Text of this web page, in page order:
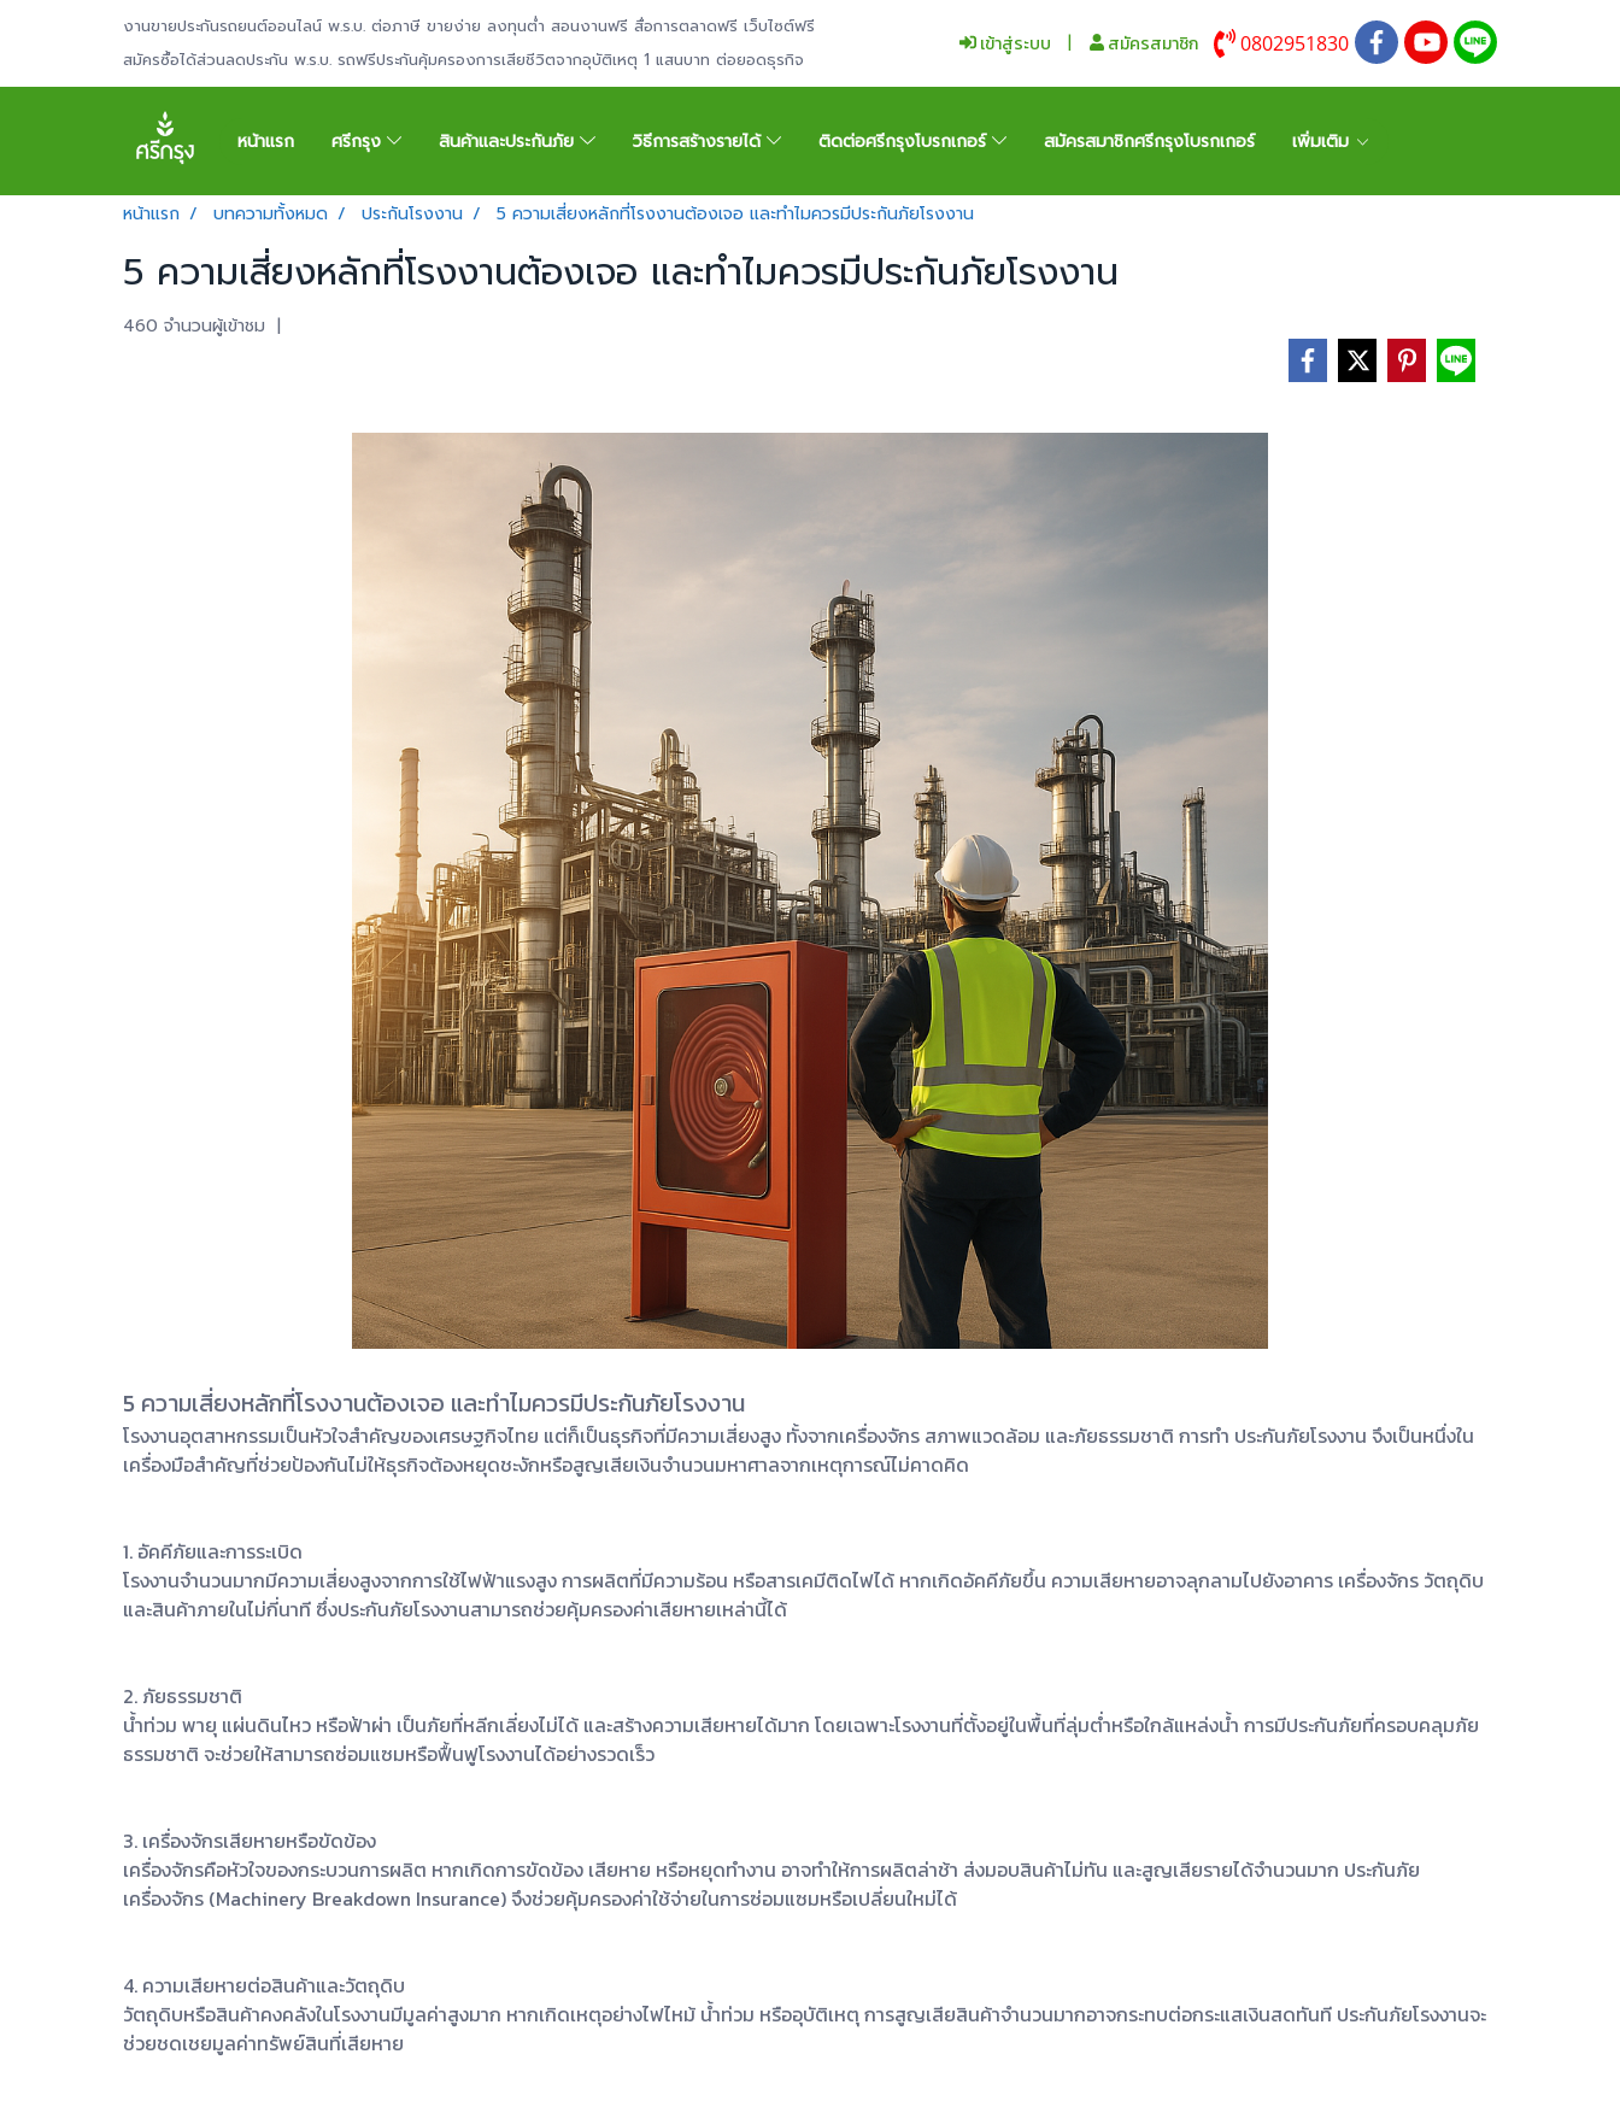
งานขายประกันรถยนต์ออนไลน์ พ.ร.บ. ต่อภาษี ขายง่าย ลงทุนต่ำ สอนงานฟรี สื่อการตลาดฟรี เว็บไซต์ฟรี
สมัครซื้อได้ส่วนลดประกัน พ.ร.บ. รถฟรีประกันคุ้มครองการเสียชีวิตจากอุบัติเหตุ 1 แสนบาท ต่อยอดธุรกิจ
เข้าสู่ระบบ สมัครสมาชิก 0802951830
หน้าแรก ศรีกรุง สินค้าและประกันภัย วิธีการสร้างรายได้ ติดต่อศรีกรุงโบรกเกอร์ สมัครสมาชิกศรีกรุงโบรกเกอร์ เพิ่มเติม
หน้าแรก บทความทั้งหมด ประกันโรงงาน 5 ความเสี่ยงหลักที่โรงงานต้องเจอ และทำไมควรมีประกันภัยโรงงาน
5 ความเสี่ยงหลักที่โรงงานต้องเจอ และทำไมควรมีประกันภัยโรงงาน
460 จำนวนผู้เข้าชม |
5 ความเสี่ยงหลักที่โรงงานต้องเจอ และทำไมควรมีประกันภัยโรงงาน
โรงงานอุตสาหกรรมเป็นหัวใจสำคัญของเศรษฐกิจไทย แต่ก็เป็นธุรกิจที่มีความเสี่ยงสูง ทั้งจากเครื่องจักร สภาพแวดล้อม และภัยธรรมชาติ การทำ ประกันภัยโรงงาน จึงเป็นหนึ่งใน
เครื่องมือสำคัญที่ช่วยป้องกันไม่ให้ธุรกิจต้องหยุดชะงักหรือสูญเสียเงินจำนวนมหาศาลจากเหตุการณ์ไม่คาดคิด
1. อัคคีภัยและการระเบิด
โรงงานจำนวนมากมีความเสี่ยงสูงจากการใช้ไฟฟ้าแรงสูง การผลิตที่มีความร้อน หรือสารเคมีติดไฟได้ หากเกิดอัคคีภัยขึ้น ความเสียหายอาจลุกลามไปยังอาคาร เครื่องจักร วัตถุดิบ
และสินค้าภายในไม่กี่นาที ซึ่งประกันภัยโรงงานสามารถช่วยคุ้มครองค่าเสียหายเหล่านี้ได้
2. ภัยธรรมชาติ
น้ำท่วม พายุ แผ่นดินไหว หรือฟ้าผ่า เป็นภัยที่หลีกเลี่ยงไม่ได้ และสร้างความเสียหายได้มาก โดยเฉพาะโรงงานที่ตั้งอยู่ในพื้นที่ลุ่มต่ำหรือใกล้แหล่งน้ำ การมีประกันภัยที่ครอบคลุมภัย
ธรรมชาติ จะช่วยให้สามารถซ่อมแซมหรือฟื้นฟูโรงงานได้อย่างรวดเร็ว
3. เครื่องจักรเสียหายหรือขัดข้อง
เครื่องจักรคือหัวใจของกระบวนการผลิต หากเกิดการขัดข้อง เสียหาย หรือหยุดทำงาน อาจทำให้การผลิตล่าช้า ส่งมอบสินค้าไม่ทัน และสูญเสียรายได้จำนวนมาก ประกันภัย
เครื่องจักร (Machinery Breakdown Insurance) จึงช่วยคุ้มครองค่าใช้จ่ายในการซ่อมแซมหรือเปลี่ยนใหม่ได้
4. ความเสียหายต่อสินค้าและวัตถุดิบ
วัตถุดิบหรือสินค้าคงคลังในโรงงานมีมูลค่าสูงมาก หากเกิดเหตุอย่างไฟไหม้ น้ำท่วม หรืออุบัติเหตุ การสูญเสียสินค้าจำนวนมากอาจกระทบต่อกระแสเงินสดทันที ประกันภัยโรงงานจะ
ช่วยชดเชยมูลค่าทรัพย์สินที่เสียหาย